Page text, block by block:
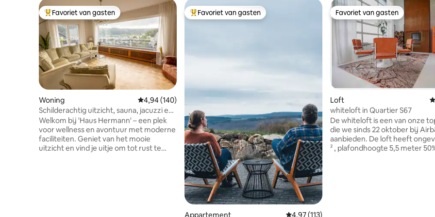
Topfavoriet van gasten
Favoriet van gasten
Woning Gemiddelde beoordeling van 4,94 uit 5, 140 recensies
4,94 (140)
Schilderachtig uitzicht, sauna, jacuzzi en
fitnessruimte
Welkom bij 'Haus Hermann' – een plek
voor wellness en avontuur met moderne
faciliteiten. Geniet van het mooie
uitzicht en vind je uitje om tot rust te
Topfavoriet van gasten
Favoriet van gasten
Appartement Gemiddelde beoordeling van 4,97 uit 5, 113
4,97 (113)
Favoriet van gasten
Favoriet van gasten
Loft
whiteloft in Quartier S67
De whiteloft is een van onze
die we sinds 22 oktober bij
aanbieden. De loft heeft
² , plafondhoogte 5,5 meter 50% van het